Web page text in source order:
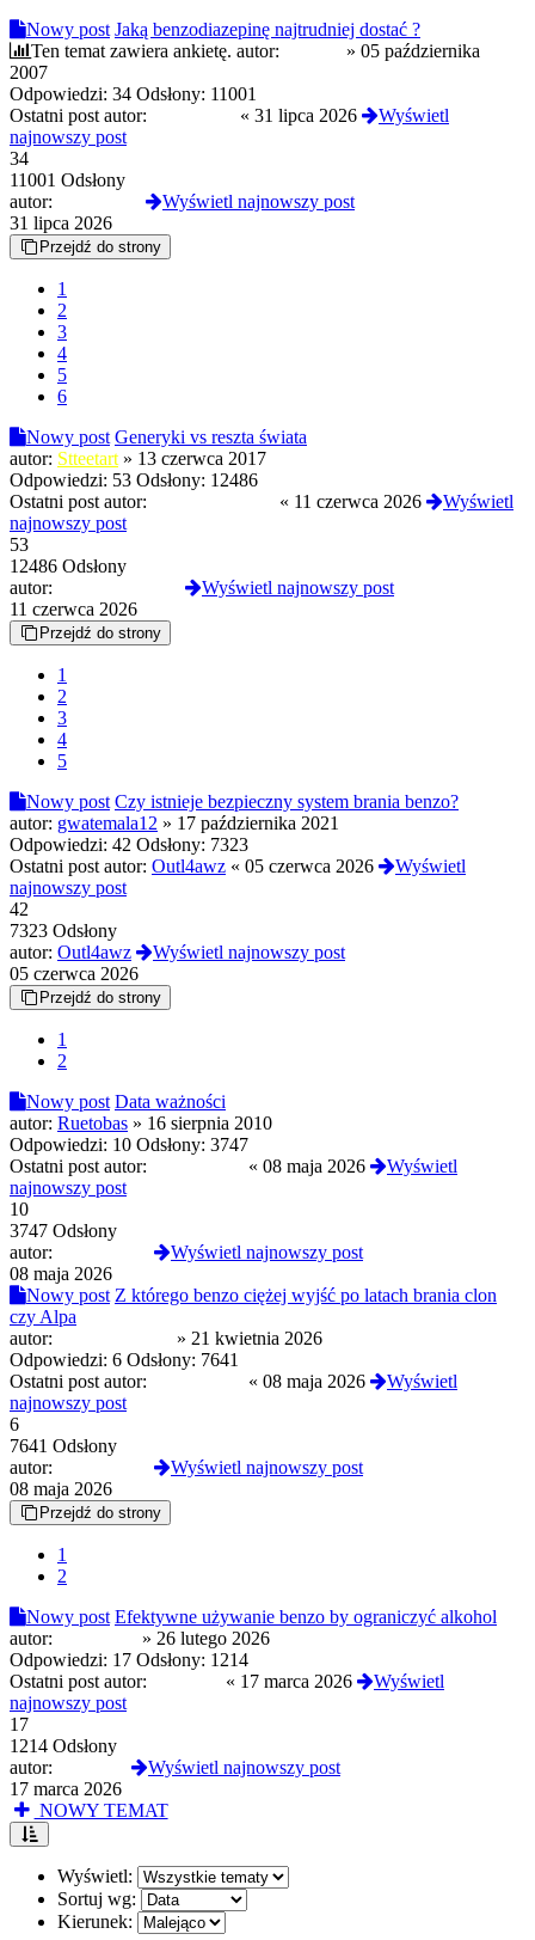
Nowy post Jaką benzodiazepinę najtrudniej dostać ?
Ten temat zawiera ankietę. autor: » 05 października
2007
Odpowiedzi: 34 Odsłony: 11001
Ostatni post autor:
« 31 lipca 2026
Wyświetl
najnowszy post
34
11001 Odsłony
autor:
Wyświetl najnowszy post
31 lipca 2026
Przejdź do strony
1
2
3
4
5
6
Nowy post Generyki vs reszta świata
autor: Stteetart » 13 czerwca 2017
Odpowiedzi: 53 Odsłony: 12486
Ostatni post autor:
« 11 czerwca 2026
Wyświetl
najnowszy post
53
12486 Odsłony
autor:
Wyświetl najnowszy post
11 czerwca 2026
Przejdź do strony
1
2
3
4
5
Nowy post Czy istnieje bezpieczny system brania benzo?
autor: gwatemala12 » 17 października 2021
Odpowiedzi: 42 Odsłony: 7323
Ostatni post autor: Outl4awz « 05 czerwca 2026
Wyświetl
najnowszy post
42
7323 Odsłony
autor: Outl4awz
Wyświetl najnowszy post
05 czerwca 2026
Przejdź do strony
1
2
Nowy post Data ważności
autor: Ruetobas » 16 sierpnia 2010
Odpowiedzi: 10 Odsłony: 3747
Ostatni post autor:
« 08 maja 2026
Wyświetl
najnowszy post
10
3747 Odsłony
autor:
Wyświetl najnowszy post
08 maja 2026
Nowy post Z którego benzo ciężej wyjść po latach brania clon
czy Alpa
autor:
» 21 kwietnia 2026
Odpowiedzi: 6 Odsłony: 7641
Ostatni post autor:
« 08 maja 2026
Wyświetl
najnowszy post
6
7641 Odsłony
autor:
Wyświetl najnowszy post
08 maja 2026
Przejdź do strony
1
2
Nowy post Efektywne używanie benzo by ograniczyć alkohol
autor:
» 26 lutego 2026
Odpowiedzi: 17 Odsłony: 1214
Ostatni post autor:
« 17 marca 2026
Wyświetl
najnowszy post
17
1214 Odsłony
autor:
Wyświetl najnowszy post
17 marca 2026
NOWY TEMAT
Wyświetl:
Sortuj wg:
Kierunek: